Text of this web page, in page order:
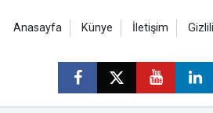
Anasayfa Künye İletişim